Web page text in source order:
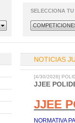
SELECCIONA TU
NOTICIAS
[4/30/2026]
JJEE
JJEE
NORMATIVA